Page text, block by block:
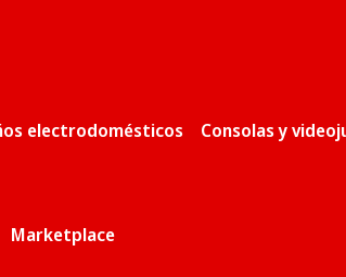
electrodomésticos Consolas y
Marketplace